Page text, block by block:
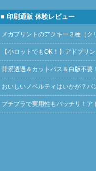
■ 印刷通販 体験レビュー
メガプリントのアクキー３種（
【小ロットでもOK！】アドプリ
背景透過＆カットパス＆白版不
おいしいノベルティはいかが？
プチプラで実用性もバッチリ！